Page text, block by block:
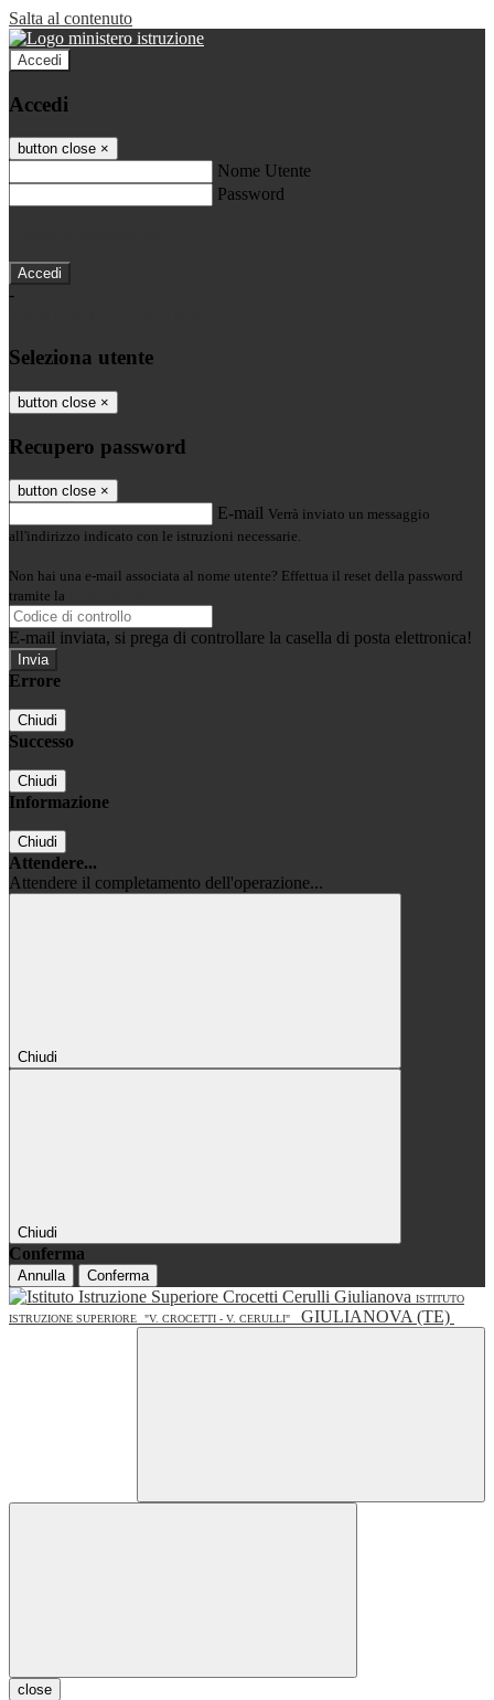
Salta al contenuto
Accedi
Accedi
button close ×
Nome Utente
Password
-
Seleziona utente
button close ×
Recupero password
button close ×
E-mail Verrà inviato un messaggio
all'indirizzo indicato con le istruzioni necessarie.
Non hai una e-mail associata al nome utente? Effettua il reset della password
tramite la
E-mail inviata, si prega di controllare la casella di posta elettronica!
Errore
Chiudi
Successo
Chiudi
Informazione
Chiudi
Attendere...
Attendere il completamento dell'operazione...
Chiudi
Chiudi
Conferma
Annulla Conferma
ISTITUTO
ISTRUZIONE SUPERIORE
"V. CROCETTI - V. CERULLI" GIULIANOVA (TE)
close